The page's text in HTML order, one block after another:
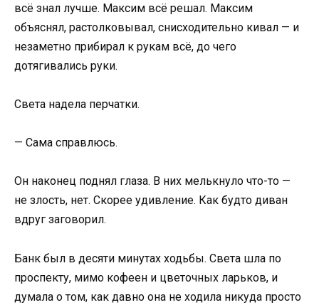
всё знал лучше. Максим всё решал. Максим
объяснял, растолковывал, снисходительно кивал — и
незаметно прибирал к рукам всё, до чего
дотягивались руки.
Света надела перчатки.
— Сама справлюсь.
Он наконец поднял глаза. В них мелькнуло что-то —
не злость, нет. Скорее удивление. Как будто диван
вдруг заговорил.
Банк был в десяти минутах ходьбы. Света шла по
проспекту, мимо кофеен и цветочных ларьков, и
думала о том, как давно она не ходила никуда просто